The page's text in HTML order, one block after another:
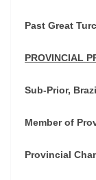
Past Great
PROVINCIAL
Sub-Prior,
Member of
Provincial